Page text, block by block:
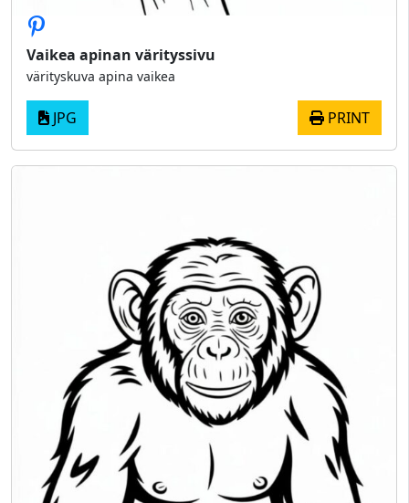
Vaikea apinan värityssivu
värityskuva apina vaikea
JPG PRINT